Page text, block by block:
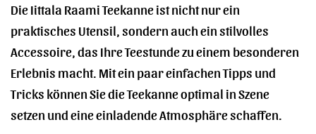
Die Iittala Raami Teekanne ist nicht nur ein
praktisches Utensil, sondern auch ein stilvolles
Accessoire, das Ihre Teestunde zu einem besonderen
Erlebnis macht. Mit ein paar einfachen Tipps und
Tricks können Sie die Teekanne optimal in Szene
setzen und eine einladende Atmosphäre schaffen.